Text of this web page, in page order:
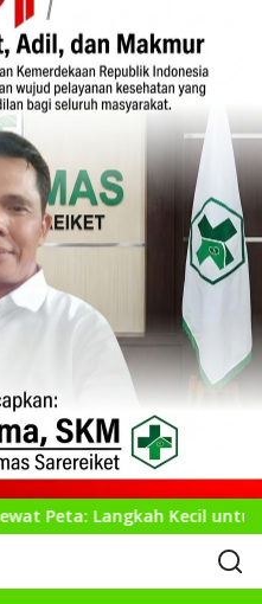
Kecil untuk Perencanaan